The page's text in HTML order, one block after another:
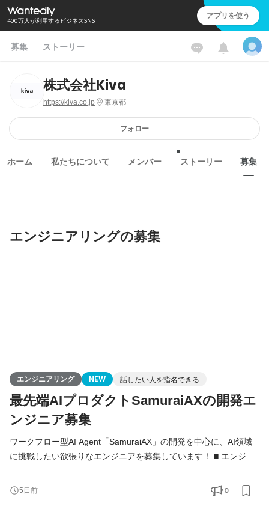
400万人が利用するビジネスSNS アプリを使う
募集 ストーリー
株式会社Kiva
https://kiva.co.jp 東京都
フォロー
ホーム 私たちについて メンバー ストーリー 募集
エンジニアリングの募集
エンジニアリング NEW 話したい人を指名できる
最先端AIプロダクトSamuraiAXの開発エ
ンジニア募集
ワークフロー型AI Agent「SamuraiAX」の開発を中心に、AI領域
に挑戦したい欲張りなエンジニアを募集しています！ ■ エンジニ
トと事業を前に進める当事者です。 基本的には全員がフルスタッ
クエンジニアとして、バックエンド・フロントエンド・AI・イン
5日前 0